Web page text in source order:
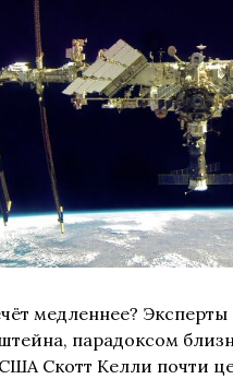
медленнее?
парадоксом
Скотт Келли почти